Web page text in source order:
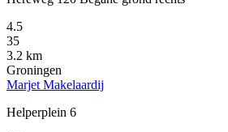
4.5
35
3.2 km
Groningen
Marjet Makelaardij
Helperplein 6